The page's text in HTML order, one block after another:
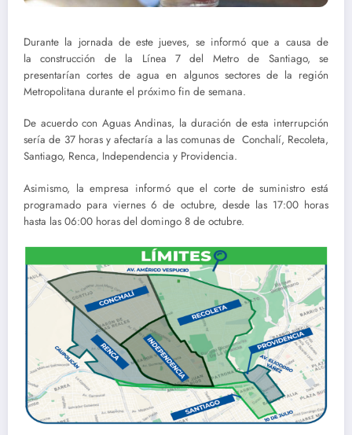
Durante la jornada de este jueves, se informó que a causa de
la construcción de la Línea 7 del Metro de Santiago, se
presentarían cortes de agua en algunos sectores de la región
Metropolitana durante el próximo fin de semana.
De acuerdo con Aguas Andinas, la duración de esta interrupción
sería de 37 horas y afectaría a las comunas de Conchalí, Recoleta,
Santiago, Renca, Independencia y Providencia.
Asimismo, la empresa informó que el corte de suministro está
programado para viernes 6 de octubre, desde las 17:00 horas
hasta las 06:00 horas del domingo 8 de octubre.